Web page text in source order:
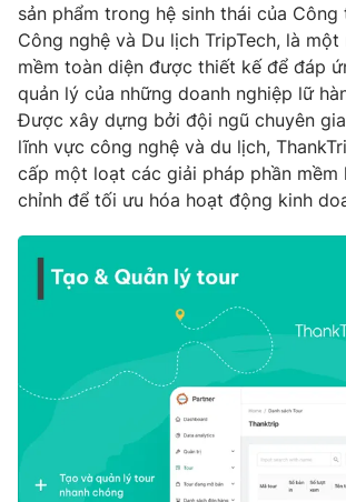
Theo dõi báo trên
Cơ quan chủ quản:Đài Truyền hình Việt Nam
Cơ quan báo chí:Thời báo VTV
Giấy phép hoạt động báo in và báo điện tử
cấp ngày 29/12/2023
Tổng Biên tập:Vũ Thanh Thủy
Phó Tổng Biên tập:
Nguyễn Thị Mỹ Hạnh,
Nguyễn Trọng Ninh
024.38 355 931 - 024.38
Ðiện thoại Thời báo VTV:
024.66 897 897
Email:
toasoan@vtv.vn
024-7300.7108
sản phẩm trong hệ sinh thái của Công
Công nghệ và Du lịch TripTech, là
mềm toàn diện được thiết kế để đáp
quản lý của những doanh nghiệp lữ
Được xây dựng bởi đội ngũ chuyên
lĩnh vực công nghệ và du lịch,
cấp một loạt các giải pháp phần mềm
chỉnh để tối ưu hóa hoạt động kinh